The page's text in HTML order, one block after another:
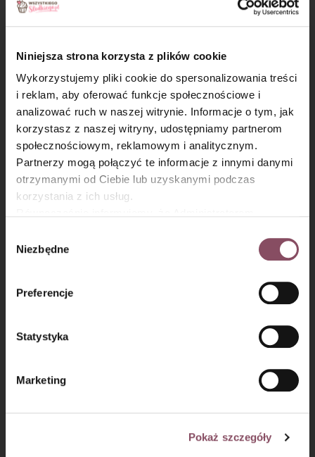
Niniejsza strona korzysta z plików cookie
Wykorzystujemy pliki cookie do spersonalizowania treści
i reklam, aby oferować funkcje społecznościowe i
analizować ruch w naszej witrynie. Informacje o tym, jak
korzystasz z naszej witryny, udostępniamy partnerom
społecznościowym, reklamowym i analitycznym.
Partnerzy mogą połączyć te informacje z innymi danymi
otrzymanymi od Ciebie lub uzyskanymi podczas
korzystania z ich usług.
Gdańsk (80-339) adres: Dickmana 14/15 więcej
informacji o przetwarzaniu danych osobowych oraz
Polityce
prywatności.
zgody
Niezbędne
Preferencje
Statystyka
Marketing
Pokaż szczegóły
Kostka Dacquoise
(dakłas)
Bezowe choinki
(idealny do tortu)
ajerkoniakowym
×